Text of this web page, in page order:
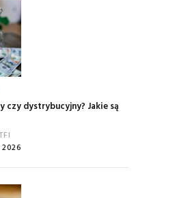
czy dystrybucyjny? Jakie są